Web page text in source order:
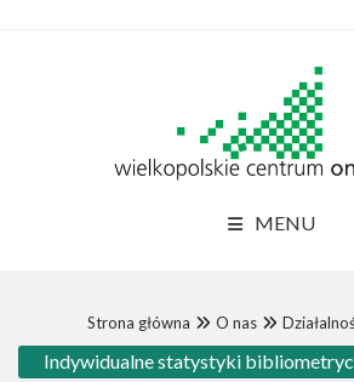
MENU
Strona główna O nas
Indywidualne statystyki